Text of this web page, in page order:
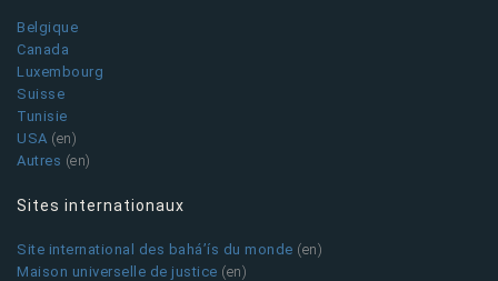
Belgique
Canada
Luxembourg
Suisse
Tunisie
USA (en)
Autres (en)
Sites internationaux
Site international des bahá’ís du monde (en)
Maison universelle de justice (en)